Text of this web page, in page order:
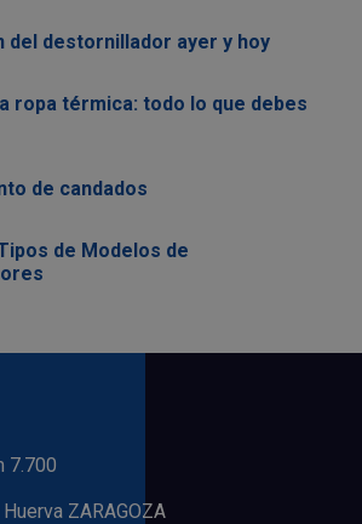
del destornillador ayer y hoy
ropa térmica: todo lo que debes
de candados
de Modelos de
7.700
ZARAGOZA